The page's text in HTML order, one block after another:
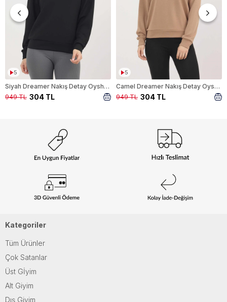
5
Siyah Dreamer Nakış Detay Oysho Sweat 4004
304 TL
949 TL
5
Camel Dreamer Nakış Detay Oysho Sweat 4004
304 TL
949 TL
Kategoriler
Tüm Ürünler
Çok Satanlar
Üst Gİyim
Alt Giyim
Dış Giyim